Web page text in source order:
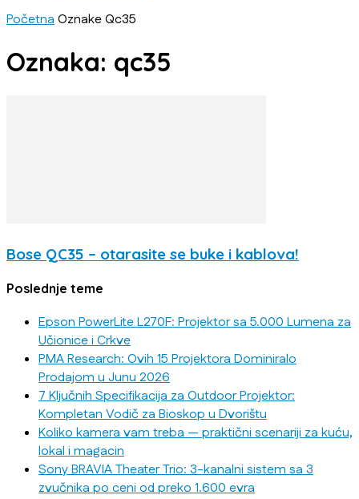
PočetnaOznakeQc35
Oznaka: qc35
Bose QC35 – otarasite se buke i kablova!
Poslednje teme
Epson PowerLite L270F: Projektor sa 5.000 Lumena za
Učionice i Crkve
PMA Research: Ovih 15 Projektora Dominiralo
Prodajom u Junu 2026
7 Ključnih Specifikacija za Outdoor Projektor:
Kompletan Vodič za Bioskop u Dvorištu
Koliko kamera vam treba — praktični scenariji za kuću,
lokal i magacin
Sony BRAVIA Theater Trio: 3-kanalni sistem sa 3
zvučnika po ceni od preko 1.600 evra